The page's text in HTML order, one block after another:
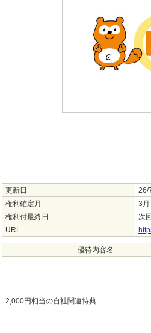
更新日
26/
権利確定月
3月
権利付最終日
次
URL
優待内容名
2,000円相当の自社関連特典